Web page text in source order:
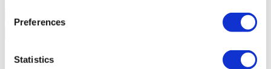
Preferences
Statistics